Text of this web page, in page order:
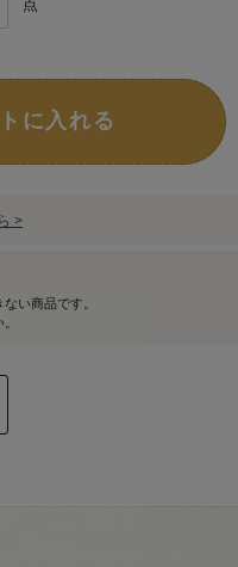
点
に入れる
>
い商品です。